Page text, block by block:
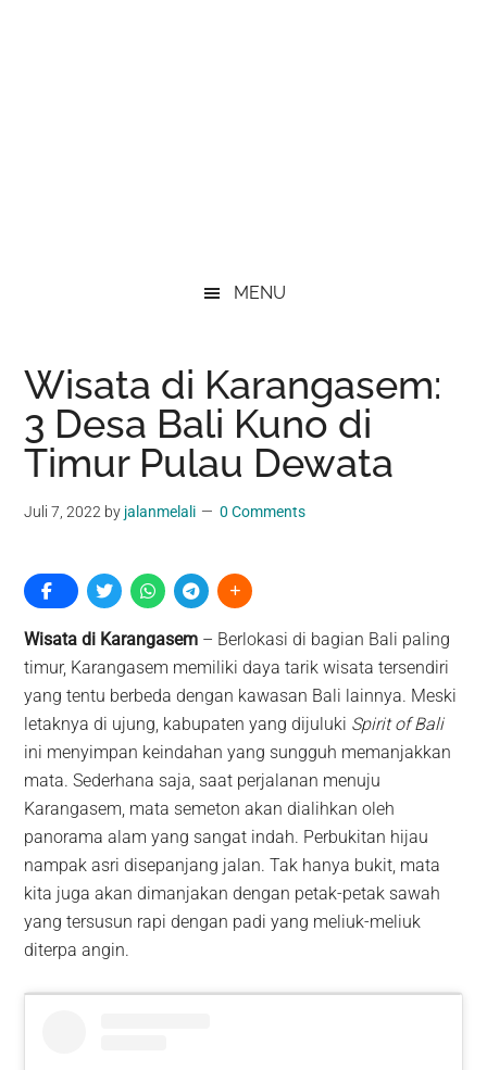
MENU
Wisata di Karangasem:
3 Desa Bali Kuno di
Timur Pulau Dewata
Juli 7, 2022 by jalanmelali 0 Comments
Wisata di Karangasem – Berlokasi di bagian Bali paling
timur, Karangasem memiliki daya tarik wisata tersendiri
yang tentu berbeda dengan kawasan Bali lainnya. Meski
letaknya di ujung, kabupaten yang dijuluki Spirit of Bali
ini menyimpan keindahan yang sungguh memanjakkan
mata. Sederhana saja, saat perjalanan menuju
Karangasem, mata semeton akan dialihkan oleh
panorama alam yang sangat indah. Perbukitan hijau
nampak asri disepanjang jalan. Tak hanya bukit, mata
kita juga akan dimanjakan dengan petak-petak sawah
yang tersusun rapi dengan padi yang meliuk-meliuk
diterpa angin.